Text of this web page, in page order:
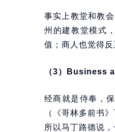
事实上教堂和教
州的建教堂模式
值；商人也觉得
（3）Business
经商就是侍奉，
（《哥林多前书
所以马丁路德说